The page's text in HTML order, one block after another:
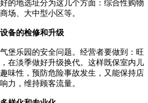
的地选址分为这几个方面：综合性购物
场、大中型小区等。
的检修和升级
乐园的安全问题。经营者要做到：旺
在淡季做好升级换代。这样既保室内儿
味性，预防危险事故发生，又能保持店
力，维持顾客流量。